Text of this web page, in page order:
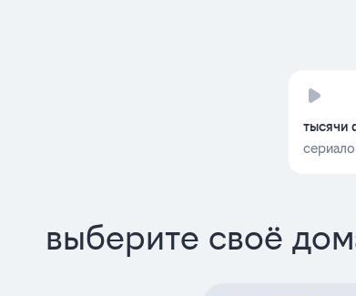
тысячи
выберите своё